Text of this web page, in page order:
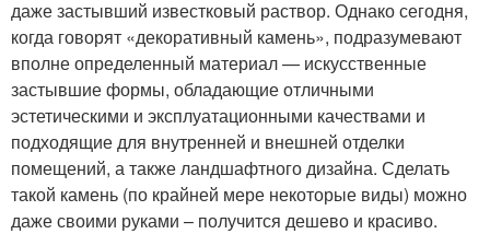
даже застывший известковый раствор. Однако сегодня,
когда говорят «декоративный камень», подразумевают
вполне определенный материал — искусственные
застывшие формы, обладающие отличными
эстетическими и эксплуатационными качествами и
подходящие для внутренней и внешней отделки
помещений, а также ландшафтного дизайна. Сделать
такой камень (по крайней мере некоторые виды) можно
даже своими руками – получится дешево и красиво.